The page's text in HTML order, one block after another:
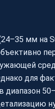
мм на
для
диапазон